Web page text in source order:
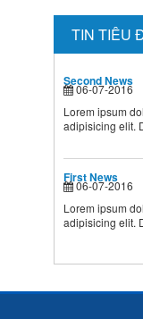
TIN TIÊU
Second News
06-07-2016
Lorem ipsum
adipisicing elit.
First News
06-07-2016
Lorem ipsum
adipisicing elit.